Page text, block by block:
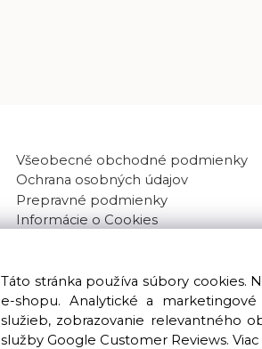
Všeobecné obchodné podmienky
Ochrana osobných údajov
Prepravné podmienky
Informácie o Cookies
Copyright ©
Táto stránka používa súbory cookies.
e-shopu. Analytické a
služieb, zobrazovanie relevantného
služby Google Customer Reviews.